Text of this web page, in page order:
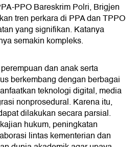
PPO Bareskrim Polri, Brigjen
tren perkara di PPA dan TPPO
yang signifikan. Katanya
semakin kompleks.
dan anak serta
berkembang dengan berbagai
teknologi digital, media
nonprosedural. Karena itu,
dilakukan secara parsial.
hukum, peningkatan
lintas kementerian dan